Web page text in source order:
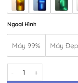
Ngoại Hình
Máy 99% Máy Đẹp
iPhone 13 Pro 128GB